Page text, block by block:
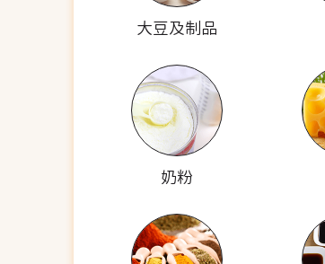
大豆及制品
奶粉